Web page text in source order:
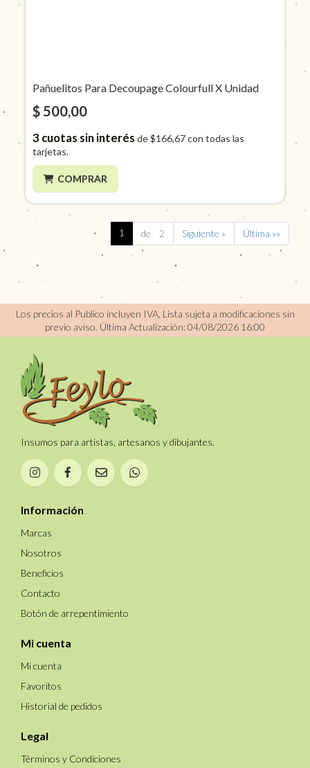
Pañuelitos Para Decoupage Colourfull X Unidad
$ 500,00
3cuotas sin interés de$166,67con todas las
tarjetas.
COMPRAR
1 de 2 Siguiente » Última »»
Los precios al Publico incluyen IVA, Lista sujeta a modificaciones sin
previo aviso. Última Actualización: 04/08/2026 16:00
Insumos para artistas, artesanos y dibujantes.
Información
Marcas
Nosotros
Beneficios
Contacto
Botón de arrepentimiento
Mi cuenta
Mi cuenta
Favoritos
Historial de pedidos
Legal
Términos y Condiciones